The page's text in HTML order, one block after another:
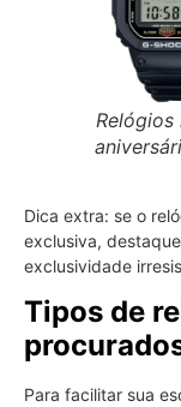
Dica extra: se o
exclusiva,
exclusividade
Tipos de
Para facilitar sua